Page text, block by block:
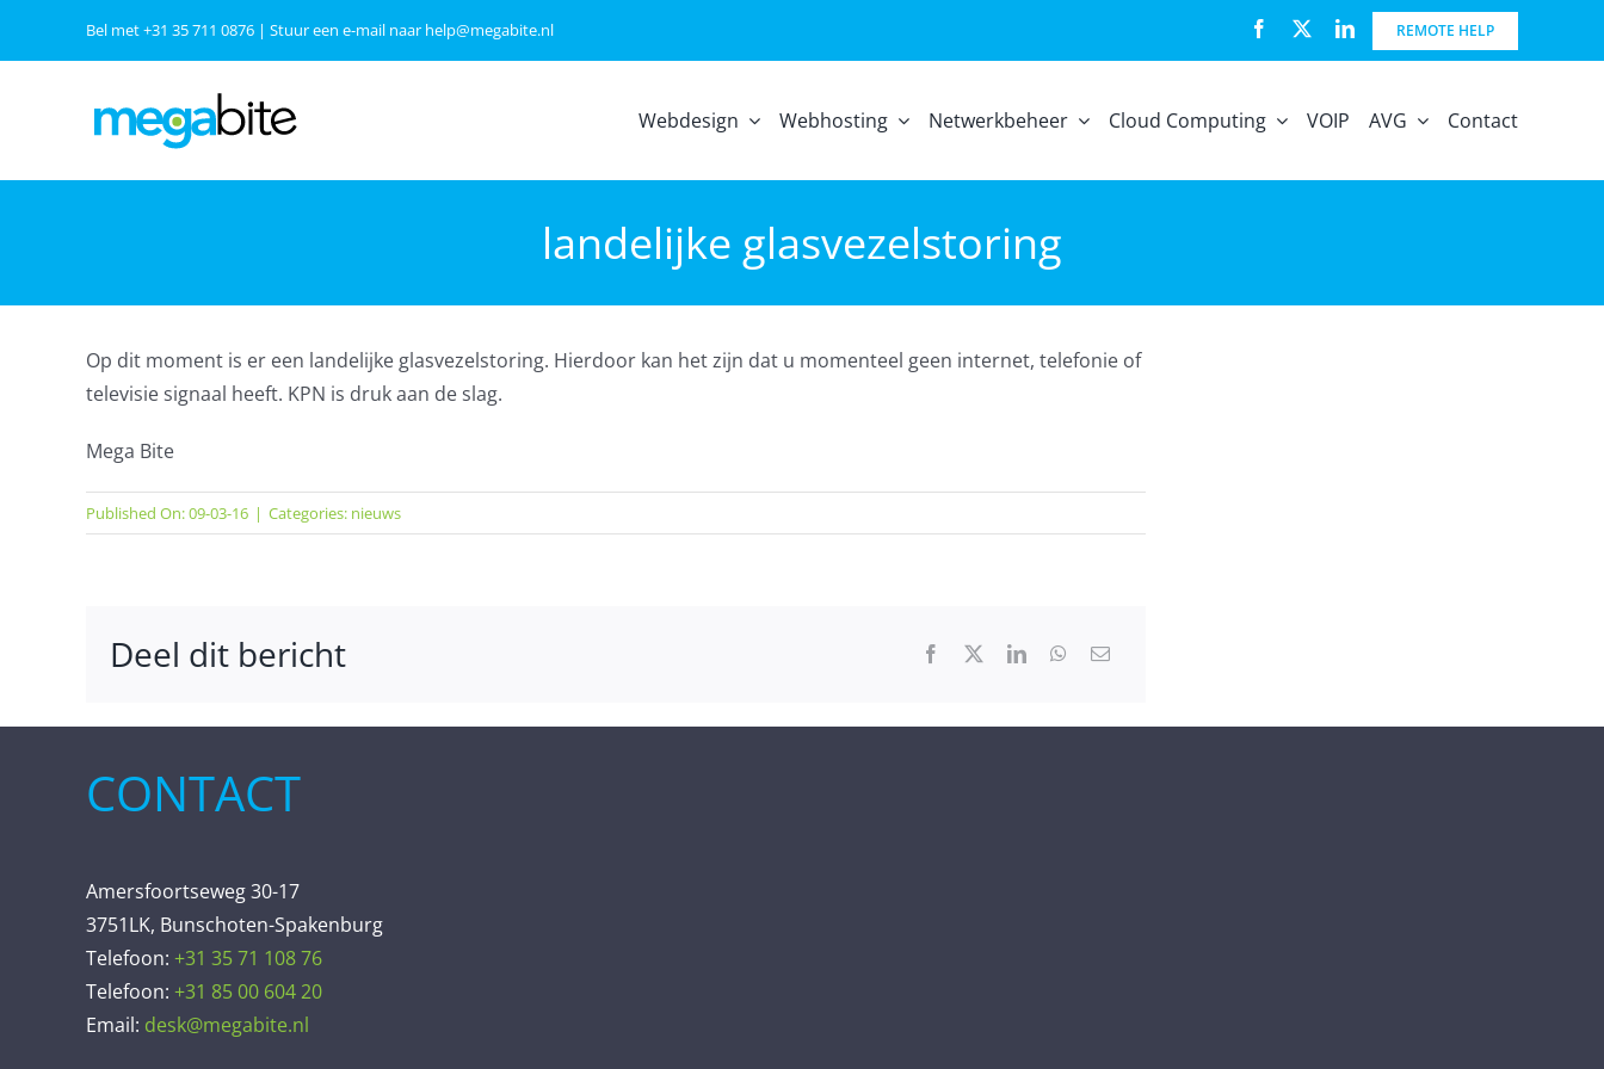
Bel met+31 35 711 0876| Stuur een e-mail naar help@megabite.nl REMOTE HELP
Webdesign Webhosting Netwerkbeheer Cloud Computing VOIP AVG Contact
landelijke glasvezelstoring
Op dit moment is er een landelijke glasvezelstoring. Hierdoor kan het zijn dat u momenteel geen internet, telefonie of
televisie signaal heeft. KPN is druk aan de slag.
Mega Bite
Published On: 09-03-16 | Categories: nieuws
Deel dit bericht
CONTACT
Amersfoortseweg 30-17
3751LK, Bunschoten-Spakenburg
Telefoon: +31 35 71 108 76
Telefoon: +31 85 00 604 20
Email: desk@megabite.nl